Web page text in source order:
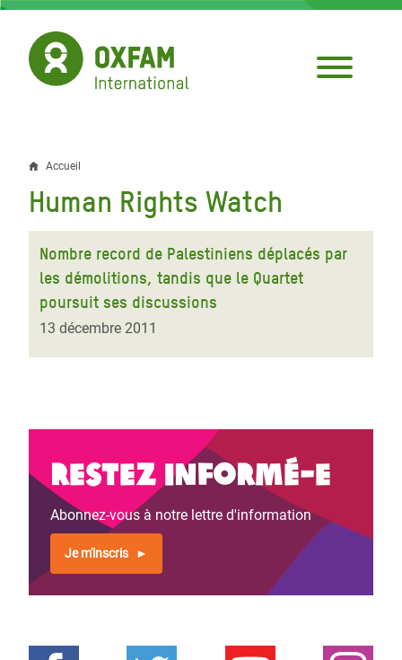
Aller
contenu
principal
Fil
d'Ariane
Accueil
Human Rights Watch
Nombre record de Palestiniens déplacés par
les démolitions, tandis que le Quartet
poursuit ses discussions
13 décembre 2011
Restez informé-e
Abonnez-vous à notre lettre d'information
Je m'inscris